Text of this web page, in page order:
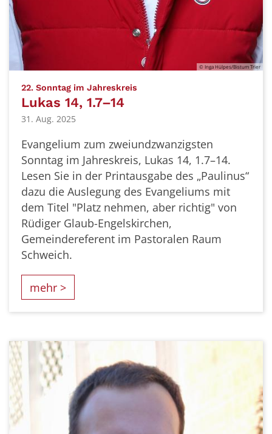
© Inga Hülpes/Bistum Trier
22. Sonntag im Jahreskreis
Lukas 14, 1.7–14
31. Aug. 2025
Evangelium zum zweiundzwanzigsten
Sonntag im Jahreskreis, Lukas 14, 1.7–14.
Lesen Sie in der Printausgabe des „Paulinus“
dazu die Auslegung des Evangeliums mit
dem Titel "Platz nehmen, aber richtig" von
Rüdiger Glaub-Engelskirchen,
Gemeindereferent im Pastoralen Raum
Schweich.
mehr >